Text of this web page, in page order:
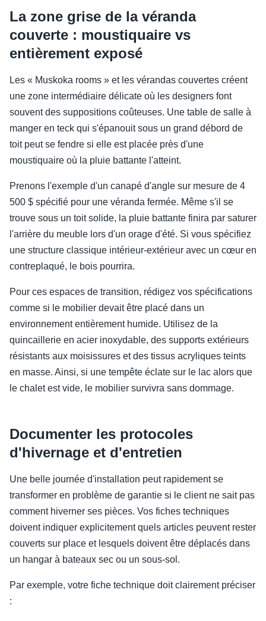
La zone grise de la véranda
couverte : moustiquaire vs
entièrement exposé
Les « Muskoka rooms » et les vérandas couvertes créent
une zone intermédiaire délicate où les designers font
souvent des suppositions coûteuses. Une table de salle à
manger en teck qui s'épanouit sous un grand débord de
toit peut se fendre si elle est placée près d'une
moustiquaire où la pluie battante l'atteint.
Prenons l'exemple d'un canapé d'angle sur mesure de 4
500 $ spécifié pour une véranda fermée. Même s'il se
trouve sous un toit solide, la pluie battante finira par saturer
l'arrière du meuble lors d'un orage d'été. Si vous spécifiez
une structure classique intérieur-extérieur avec un cœur en
contreplaqué, le bois pourrira.
Pour ces espaces de transition, rédigez vos spécifications
comme si le mobilier devait être placé dans un
environnement entièrement humide. Utilisez de la
quincaillerie en acier inoxydable, des supports extérieurs
résistants aux moisissures et des tissus acryliques teints
en masse. Ainsi, si une tempête éclate sur le lac alors que
le chalet est vide, le mobilier survivra sans dommage.
Documenter les protocoles
d'hivernage et d'entretien
Une belle journée d'installation peut rapidement se
transformer en problème de garantie si le client ne sait pas
comment hiverner ses pièces. Vos fiches techniques
doivent indiquer explicitement quels articles peuvent rester
couverts sur place et lesquels doivent être déplacés dans
un hangar à bateaux sec ou un sous-sol.
Par exemple, votre fiche technique doit clairement préciser
: